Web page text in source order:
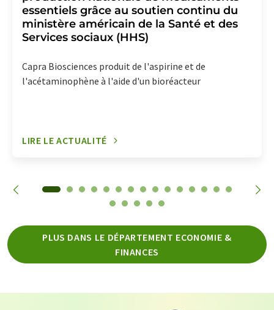
essentiels grâce au soutien continu du
ministère américain de la Santé et des
Services sociaux (HHS)
Capra Biosciences produit de l'aspirine et de
l'acétaminophène à l'aide d'un bioréacteur
LIRE LE ACTUALITÉ
PLUS DANS LE DÉPARTEMENT ECONOMIE &
FINANCES